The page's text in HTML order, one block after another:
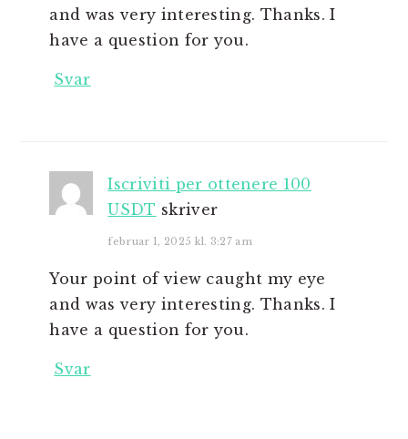
and was very interesting. Thanks. I
have a question for you.
Svar
Iscriviti per ottenere 100
USDT skriver
februar 1, 2025 kl. 3:27 am
Your point of view caught my eye
and was very interesting. Thanks. I
have a question for you.
Svar